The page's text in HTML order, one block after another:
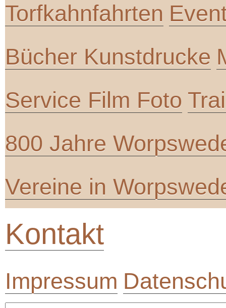
Torfkahnfahrten
Bücher Kunstdrucke
Service Film Foto
800 Jahre
Vereine in
Kontakt
Impressum